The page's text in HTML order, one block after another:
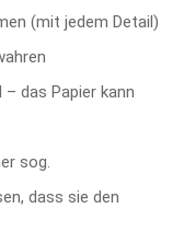
(mit jedem Detail)
das Papier kann
sog.
dass sie den